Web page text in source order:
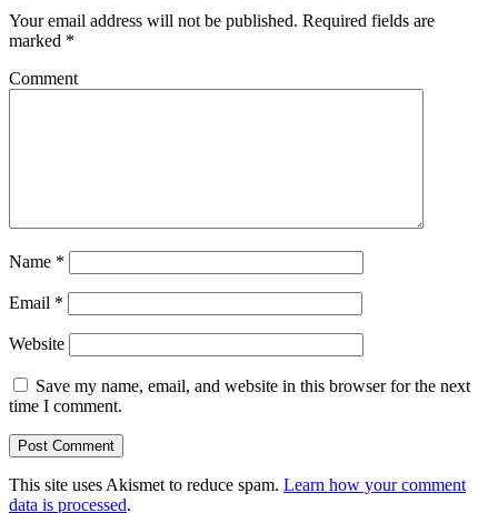
Your email address will not be published. Required fields are
marked *
Comment
Name *
Email *
Website
Save my name, email, and website in this browser for the next
time I comment.
This site uses Akismet to reduce spam. Learn how your comment
data is processed.